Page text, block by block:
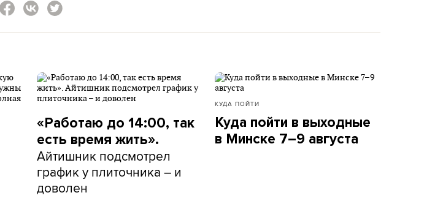
«Работаю до 14:00, так
есть время жить».
Айтишник подсмотрел
график у плиточника – и
доволен
КУДА ПОЙТИ
Куда пойти в выходные
в Минске 7–9 августа